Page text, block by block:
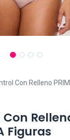
Con Relleno
Figuras